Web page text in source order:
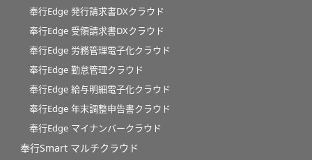
奉行Edge 発行請求書DXクラウド
奉行Edge 受領請求書DXクラウド
奉行Edge 労務管理電子化クラウド
奉行Edge 勤怠管理クラウド
奉行Edge 給与明細電子化クラウド
奉行Edge 年末調整申告書クラウド
奉行Edge マイナンバークラウド
奉行Smart マルチクラウド